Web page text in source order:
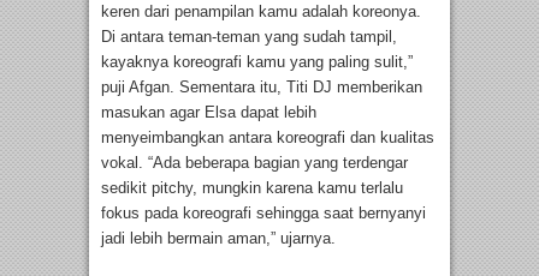
keren dari penampilan kamu adalah koreonya.
Di antara teman-teman yang sudah tampil,
kayaknya koreografi kamu yang paling sulit,”
puji Afgan. Sementara itu, Titi DJ memberikan
masukan agar Elsa dapat lebih
menyeimbangkan antara koreografi dan kualitas
vokal. “Ada beberapa bagian yang terdengar
sedikit pitchy, mungkin karena kamu terlalu
fokus pada koreografi sehingga saat bernyanyi
jadi lebih bermain aman,” ujarnya.